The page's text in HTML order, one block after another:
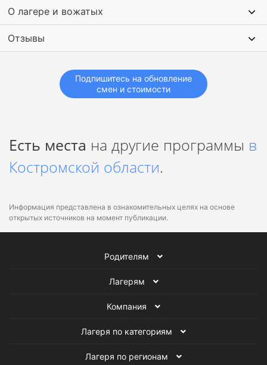
О лагере и вожатых
Отзывы
Подпишитесь на обновление
смен и стоимости
Есть места на другие программы в
Костромской области.
Информация представлена в ознакомительных целях на основе
открытых источников на момент публикации.
Родителям
Лагерям
Компания
Лагеря по категориям
Лагеря по регионам